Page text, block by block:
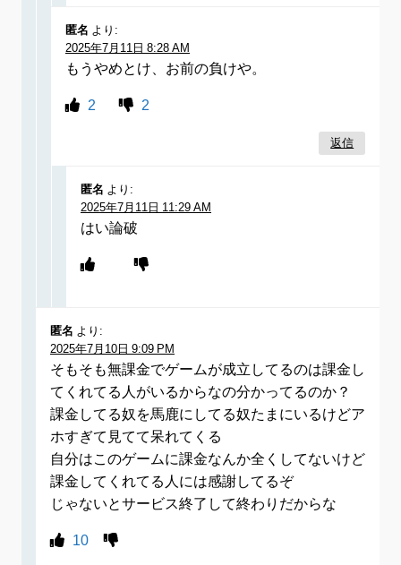
匿名 より:
2025年7月11日 8:28 AM
もうやめとけ、お前の負けや。
2 2
返信
匿名 より:
2025年7月11日 11:29 AM
はい論破
匿名 より:
2025年7月10日 9:09 PM
そもそも無課金でゲームが成立してるのは課金し
てくれてる人がいるからなの分かってるのか？
課金してる奴を馬鹿にしてる奴たまにいるけどア
ホすぎて見てて呆れてくる
自分はこのゲームに課金なんか全くしてないけど
課金してくれてる人には感謝してるぞ
じゃないとサービス終了して終わりだからな
10